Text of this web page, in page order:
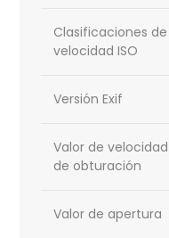
Clasificaciones de
velocidad ISO
Versión Exif
Valor de velocidad
de obturación
Valor de apertura